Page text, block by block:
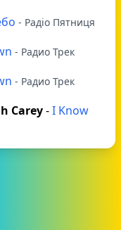
- Радіо Пятниця
- Радио Трек
- Радио Трек
Carey-I Know